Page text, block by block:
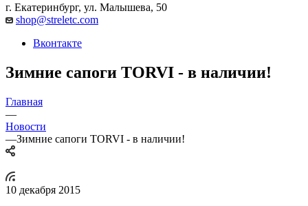
г. Екатеринбург, ул. Малышева, 50
shop@streletc.com
Вконтакте
Зимние сапоги TORVI - в наличии!
Главная
—
Новости
—Зимние сапоги TORVI - в наличии!
10 декабря 2015